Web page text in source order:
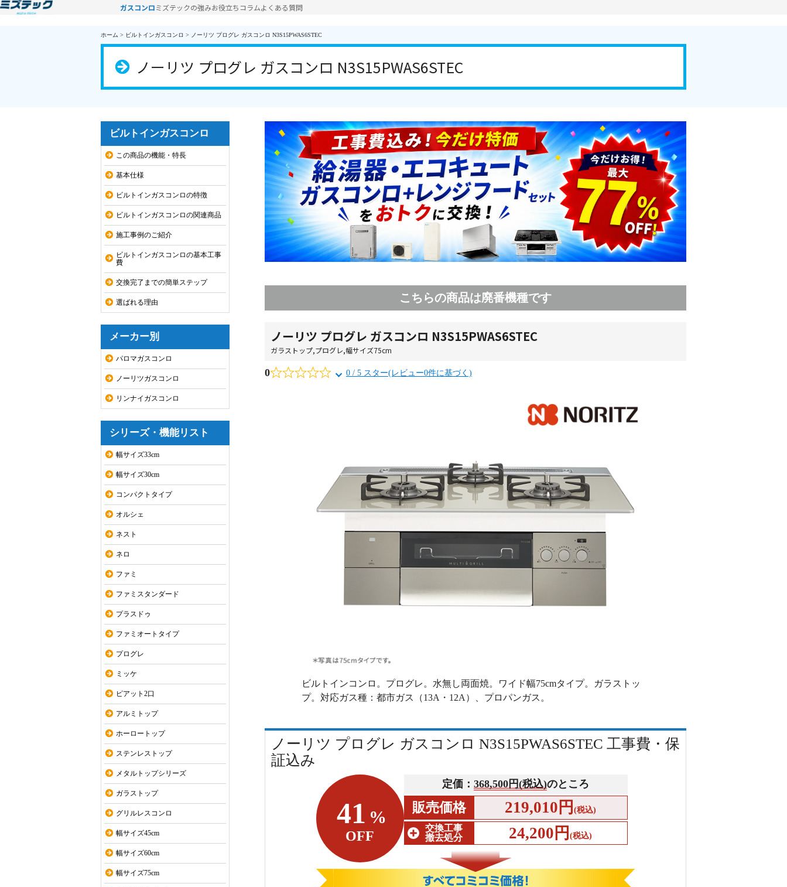
ガスコンロミズテックの強みお役立ちコラムよくある質問
ホーム > ビルトインガスコンロ > ノーリツ プログレ ガスコンロ N3S15PWAS6STEC
ノーリツ プログレ ガスコンロ N3S15PWAS6STEC
こちらの商品は廃番機種です
ノーリツ プログレ ガスコンロ N3S15PWAS6STEC
ガラストップ,プログレ,幅サイズ75cm
0 0 / 5 スター(レビュー0件に基づく)
ビルトインコンロ。プログレ。水無し両面焼。ワイド幅75cmタイプ。ガラストッ
プ。対応ガス種：都市ガス（13A・12A）、プロパンガス。
ノーリツ プログレ ガスコンロ N3S15PWAS6STEC 工事費・保
証込み
41 %
OFF
定価： 368,500円(税込)のところ
販売価格 219,010円(税込)
交換工事
撤去処分
24,200円(税込)
ビルトインガスコンロ
この商品の機能・特長
基本仕様
ビルトインガスコンロの特徴
ビルトインガスコンロの関連商品
施工事例のご紹介
ビルトインガスコンロの基本工事
費
交換完了までの簡単ステップ
選ばれる理由
メーカー別
パロマガスコンロ
ノーリツガスコンロ
リンナイガスコンロ
シリーズ・機能リスト
幅サイズ33cm
幅サイズ30cm
コンパクトタイプ
オルシェ
ネスト
ネロ
ファミ
ファミスタンダード
プラスドゥ
ファミオートタイプ
プログレ
ミッケ
ピアット2口
アルミトップ
ホーロートップ
ステンレストップ
メタルトップシリーズ
ガラストップ
グリルレスコンロ
幅サイズ45cm
幅サイズ60cm
幅サイズ75cm